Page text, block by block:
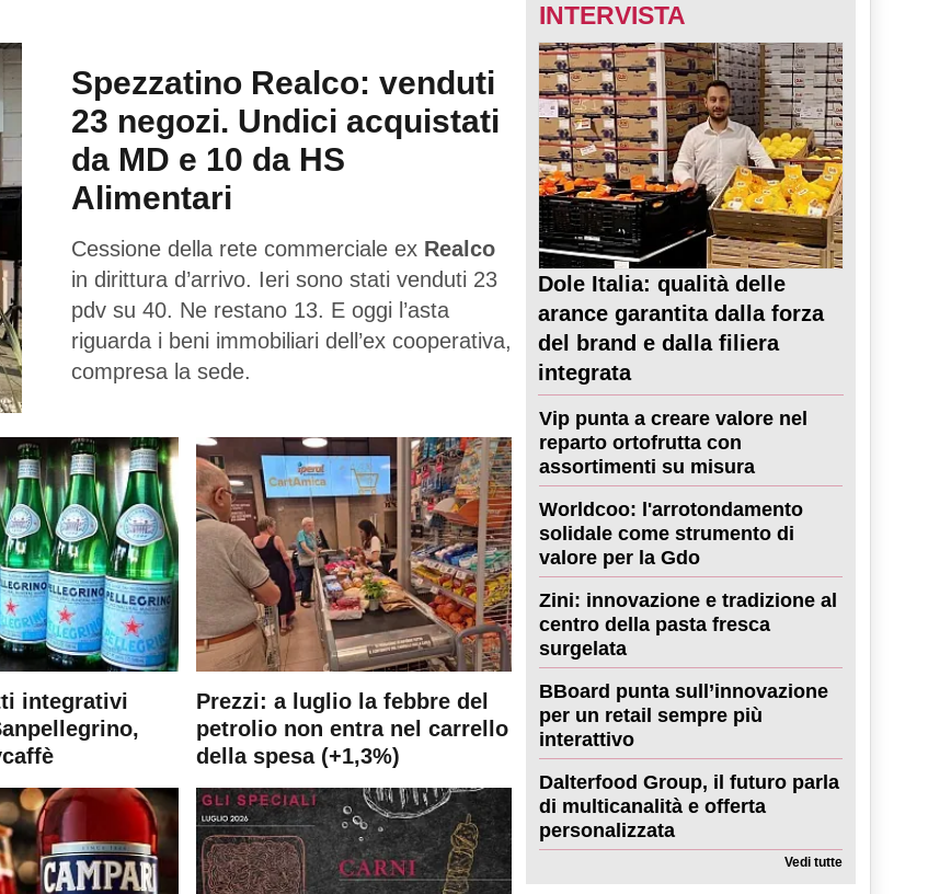
Spezzatino Realco: venduti
23 negozi. Undici acquistati
da MD e 10 da HS
Alimentari
Cessione della rete commerciale ex Realco
in dirittura d’arrivo. Ieri sono stati venduti 23
pdv su 40. Ne restano 13. E oggi l’asta
riguarda i beni immobiliari dell’ex cooperativa,
compresa la sede.
integrativi
Prezzi: a luglio la febbre del
petrolio non entra nel carrello
della spesa (+1,3%)
INTERVISTA
Dole Italia: qualità delle
arance garantita dalla forza
del brand e dalla filiera
integrata
Vip punta a creare valore nel
reparto ortofrutta con
assortimenti su misura
Worldcoo: l'arrotondamento
solidale come strumento di
valore per la Gdo
Zini: innovazione e tradizione al
centro della pasta fresca
surgelata
BBoard punta sull’innovazione
per un retail sempre più
interattivo
Dalterfood Group, il futuro parla
di multicanalità e offerta
personalizzata
Vedi tutte